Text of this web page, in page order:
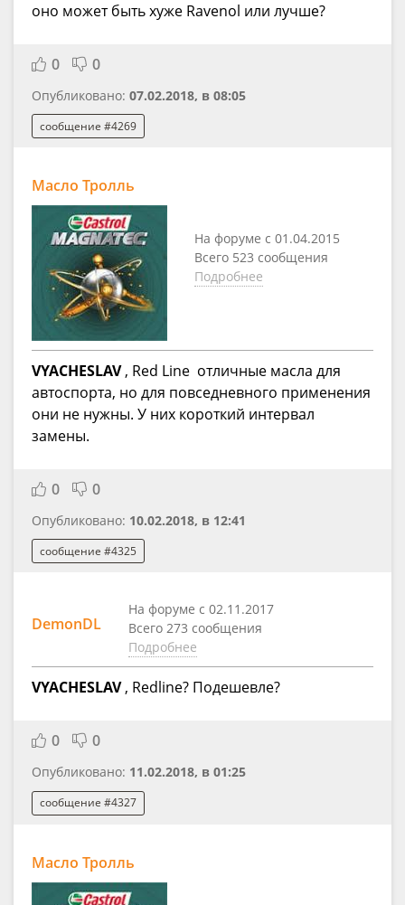
оно может быть хуже Ravenol или лучше?
0 0
Опубликовано: 07.02.2018, в 08:05
сообщение #4269
Масло Тролль
На форуме с 01.04.2015
Всего 523 сообщения
Подробнее
VYACHESLAV, Red Line отличные масла для
автоспорта, но для повседневного применения
они не нужны. У них короткий интервал
замены.
0 0
Опубликовано: 10.02.2018, в 12:41
сообщение #4325
DemonDL
На форуме с 02.11.2017
Всего 273 сообщения
Подробнее
VYACHESLAV, Redline? Подешевле?
0 0
Опубликовано: 11.02.2018, в 01:25
сообщение #4327
Масло Тролль